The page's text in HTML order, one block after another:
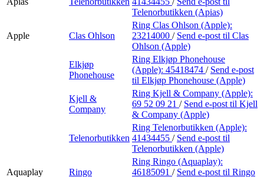
Telenorbutikken (Apias)
Apple Clas Ohlson
Ring Clas Ohlson (Apple):
23214000 / Send e-post til Clas
Ohlson (Apple)
Elkjøp
Phonehouse
Ring Elkjøp Phonehouse
(Apple): 45418474 / Send e-post
til Elkjøp Phonehouse (Apple)
Kjell &
Company
Ring Kjell & Company (Apple):
69 52 09 21 / Send e-post til Kjell
& Company (Apple)
Telenorbutikken
Ring Telenorbutikken (Apple):
41434455 / Send e-post til
Telenorbutikken (Apple)
Aquaplay Ringo
Ring Ringo (Aquaplay):
46185091 / Send e-post til Ringo